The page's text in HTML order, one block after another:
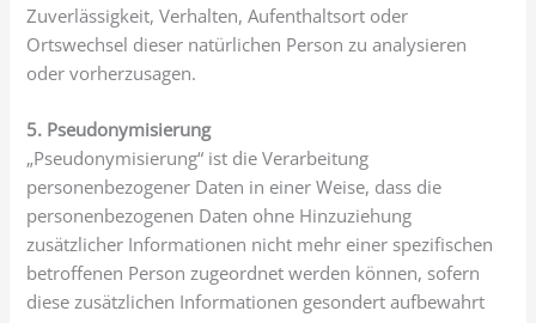
Zuverlässigkeit, Verhalten, Aufenthaltsort oder
Ortswechsel dieser natürlichen Person zu analysieren
oder vorherzusagen.
5. Pseudonymisierung
„Pseudonymisierung“ ist die Verarbeitung
personenbezogener Daten in einer Weise, dass die
personenbezogenen Daten ohne Hinzuziehung
zusätzlicher Informationen nicht mehr einer spezifischen
betroffenen Person zugeordnet werden können, sofern
diese zusätzlichen Informationen gesondert aufbewahrt